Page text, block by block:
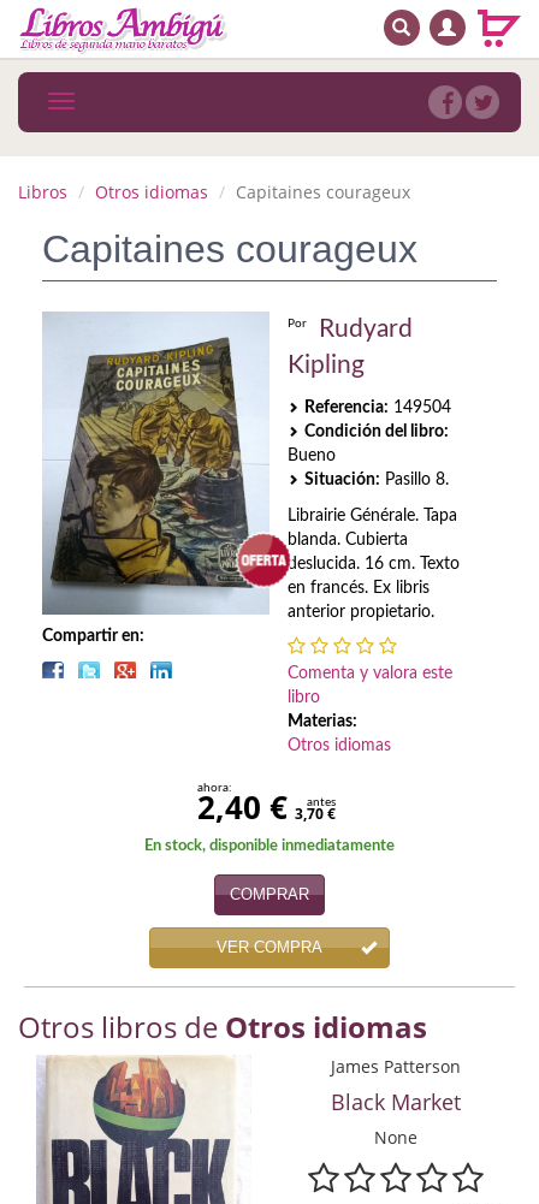
MENÚ PRINCIPAL
Novedades
MATERIAS
Autoayuda. Conocimiento personal
Autoayuda. Crecimiento personal
Biografía
Biografías
Ciencia ficción
Cine
Discos deVinilo. LP
Economía
Enciclopedias
Ensayo
BUSCAR
Toggle
navigation
Libros Otros idiomas Capitaines courageux
Capitaines courageux
Compartir en:
Por
Rudyard
Kipling
Referencia: 149504
Condición del libro:
Bueno
Situación: Pasillo 8.
Librairie Générale. Tapa
blanda. Cubierta
deslucida. 16 cm. Texto
en francés. Ex libris
anterior propietario.
Comenta y valora este
libro
Materias:
Otros idiomas
ahora:
2,40 € antes
3,70 €
En stock, disponible inmediatamente
COMPRAR
VER COMPRA
Otros libros de Otros idiomas
James Patterson
Black Market
None